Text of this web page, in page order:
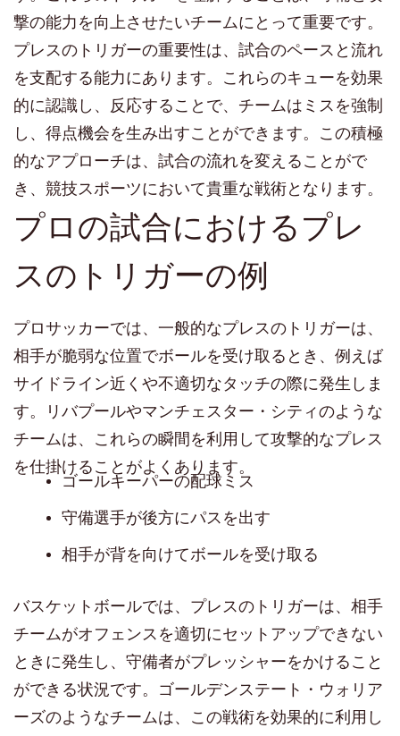
撃の能力を向上させたいチームにとって重要です。
プレスのトリガーの重要性は、試合のペースと流れ
を支配する能力にあります。これらのキューを効果
的に認識し、反応することで、チームはミスを強制
し、得点機会を生み出すことができます。この積極
的なアプローチは、試合の流れを変えることがで
き、競技スポーツにおいて貴重な戦術となります。
プロの試合におけるプレ
スのトリガーの例
プロサッカーでは、一般的なプレスのトリガーは、
相手が脆弱な位置でボールを受け取るとき、例えば
サイドライン近くや不適切なタッチの際に発生しま
す。リバプールやマンチェスター・シティのような
チームは、これらの瞬間を利用して攻撃的なプレス
を仕掛けることがよくあります。
ゴールキーパーの配球ミス
守備選手が後方にパスを出す
相手が背を向けてボールを受け取る
バスケットボールでは、プレスのトリガーは、相手
チームがオフェンスを適切にセットアップできない
ときに発生し、守備者がプレッシャーをかけること
ができる状況です。ゴールデンステート・ウォリア
ーズのようなチームは、この戦術を効果的に利用し